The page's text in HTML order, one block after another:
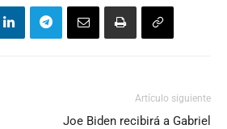
Artículo siguiente
Joe Biden recibirá a Gabriel